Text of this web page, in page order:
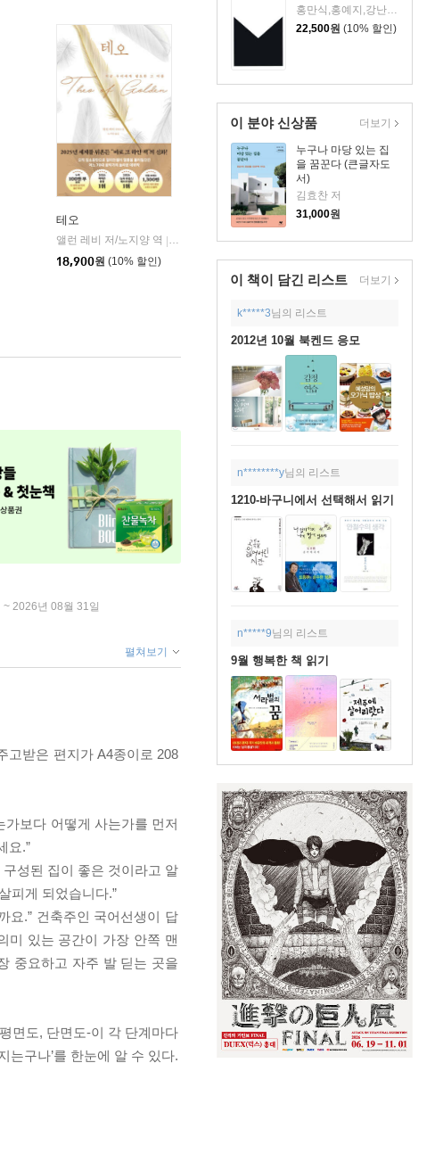
22,500원 (10% 할인)
이 분야 신상품
누구나 마당 있는 집
을 꿈꾼다 (큰글자도
서)
김효찬 저
31,000원
더보기
이 책이 담긴 리스트 더보기
k*****3님의 리스트
2012년 10월 북켄드 응모
n********y님의 리스트
1210-바구니에서 선택해서 읽기
n*****9님의 리스트
9월 행복한 책 읽기
테오
앨런 레비 저/노지양 역
오팬하우스
18,900원 (10% 할인)
2026년 08월 31일
펼쳐보기
고받은 편지가 A4종이로 208
보다 어떻게 사는가를 먼저
요.”
성된 집이 좋은 것이라고 알
피게 되었습니다.”
요.” 건축주인 국어선생이 답
미 있는 공간이 가장 안쪽 맨
중요하고 자주 발 딛는 곳을
면도, 단면도-이 각 단계마다
는구나’를 한눈에 알 수 있다.